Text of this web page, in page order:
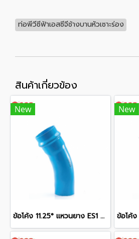
ท่อพีวีซีฟ้าเอสซีจีช้างบานหัวเซาะร่อง
สินค้าเกี่ยวข้อง
New
ข้อโค้ง 11.25° แหวนยาง ES1 SCG ขนาด 400 มม. (16 นิ้ว ) ชั้น 13.5
New